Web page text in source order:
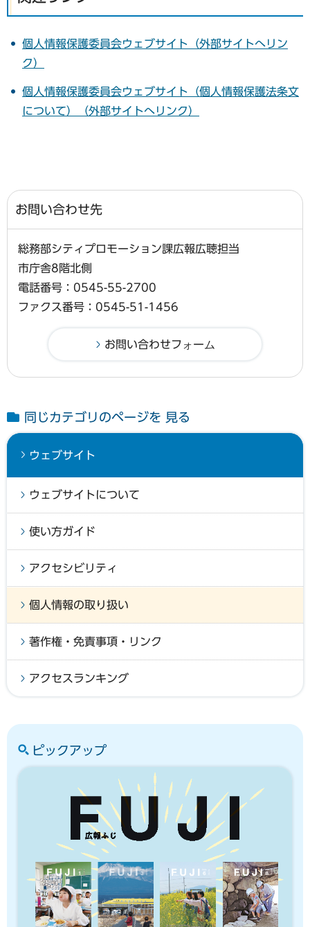
個人情報保護委員会ウェブサイト（外部サイトへリン
ク）
個人情報保護委員会ウェブサイト（個人情報保護法条文
について）（外部サイトへリンク）
お問い合わせ先
総務部シティプロモーション課広報広聴担当
市庁舎8階北側
電話番号：0545-55-2700
ファクス番号：0545-51-1456
同じカテゴリのページを 見る
ウェブサイト
ウェブサイトについて
使い方ガイド
アクセシビリティ
個人情報の取り扱い
著作権・免責事項・リンク
アクセスランキング
ピックアップ